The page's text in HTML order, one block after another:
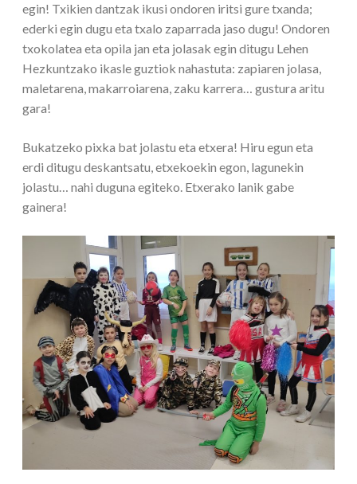
egin! Txikien dantzak ikusi ondoren iritsi gure txanda;
ederki egin dugu eta txalo zaparrada jaso dugu! Ondoren
txokolatea eta opila jan eta jolasak egin ditugu Lehen
Hezkuntzako ikasle guztiok nahastuta: zapiaren jolasa,
maletarena, makarroiarena, zaku karrera… gustura aritu
gara!
Bukatzeko pixka bat jolastu eta etxera! Hiru egun eta
erdi ditugu deskantsatu, etxekoekin egon, lagunekin
jolastu… nahi duguna egiteko. Etxerako lanik gabe
gainera!